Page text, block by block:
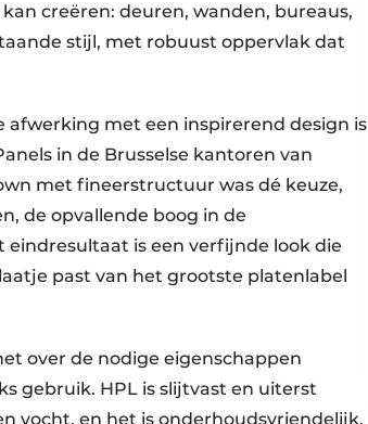
creëren: deuren, wanden, bureaus,
stijl, met robuust oppervlak dat
met een inspirerend design is
in de Brusselse kantoren van
met fineerstructuur was dé keuze,
de opvallende boog in de
is een verfijnde look die
past van het grootste platenlabel
over de nodige eigenschappen
gebruik. HPL is slijtvast en uiterst
vocht, en het is onderhoudsvriendelijk.